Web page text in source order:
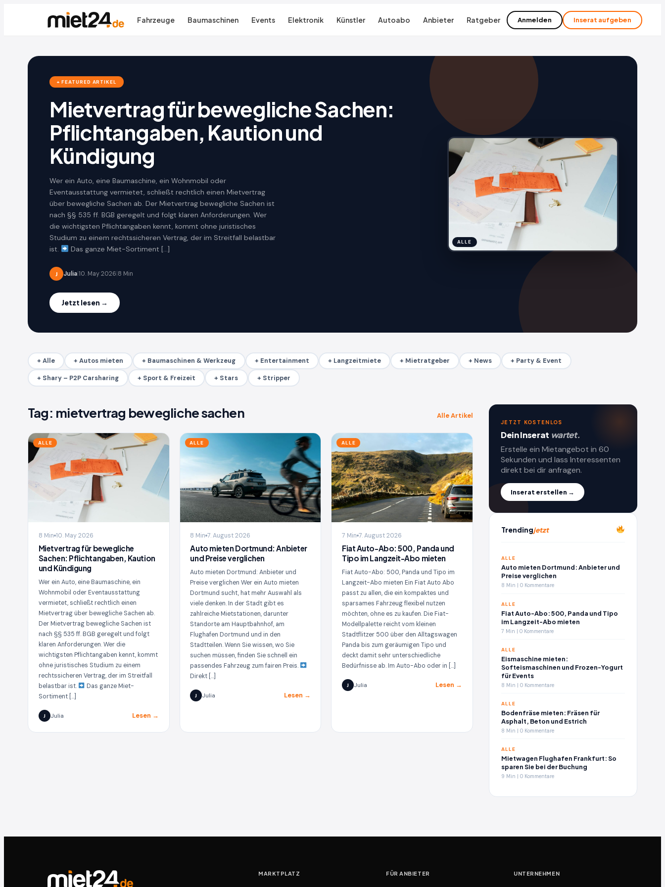
Fahrzeuge Baumaschinen Events Elektronik Künstler Autoabo Anbieter Ratgeber Anmelden Inserat aufgeben
+ FEATURED ARTIKEL
Mietvertrag für bewegliche Sachen:
Pflichtangaben, Kaution und
Kündigung
Wer ein Auto, eine Baumaschine, ein Wohnmobil oder
Eventausstattung vermietet, schließt rechtlich einen Mietvertrag
über bewegliche Sachen ab. Der Mietvertrag bewegliche Sachen ist
nach §§ 535 ff. BGB geregelt und folgt klaren Anforderungen. Wer
die wichtigsten Pflichtangaben kennt, kommt ohne juristisches
Studium zu einem rechtssicheren Vertrag, der im Streitfall belastbar
ist.
Das ganze Miet-Sortiment […]
J Julia10. May 2026 8 Min
Jetzt lesen →
ALLE
+ Alle + Autos mieten + Baumaschinen & Werkzeug + Entertainment + Langzeitmiete + Mietratgeber + News + Party & Event
+ Shary – P2P Carsharing + Sport & Freizeit + Stars + Stripper
Tag: mietvertrag bewegliche sachen Alle Artikel
ALLE
8 Min 10. May 2026
Mietvertrag für bewegliche
Sachen: Pflichtangaben, Kaution
und Kündigung
Wer ein Auto, eine Baumaschine, ein
Wohnmobil oder Eventausstattung
vermietet, schließt rechtlich einen
Mietvertrag über bewegliche Sachen ab.
Der Mietvertrag bewegliche Sachen ist
nach §§ 535 ff. BGB geregelt und folgt
klaren Anforderungen. Wer die
wichtigsten Pflichtangaben kennt, kommt
ohne juristisches Studium zu einem
rechtssicheren Vertrag, der im Streitfall
belastbar ist.
Das ganze Miet-
Sortiment […]
J Julia Lesen →
ALLE
8 Min 7. August 2026
Auto mieten Dortmund: Anbieter
und Preise verglichen
Auto mieten Dortmund: Anbieter und
Preise verglichen Wer ein Auto mieten
Dortmund sucht, hat mehr Auswahl als
viele denken. In der Stadt gibt es
zahlreiche Mietstationen, darunter
Standorte am Hauptbahnhof, am
Flughafen Dortmund und in den
Stadtteilen. Wenn Sie wissen, wo Sie
suchen müssen, finden Sie schnell ein
passendes Fahrzeug zum fairen Preis.
Direkt […]
J Julia Lesen →
ALLE
7 Min 7. August 2026
Fiat Auto-Abo: 500, Panda und
Tipo im Langzeit-Abo mieten
Fiat Auto-Abo: 500, Panda und Tipo im
Langzeit-Abo mieten Ein Fiat Auto Abo
passt zu allen, die ein kompaktes und
sparsames Fahrzeug flexibel nutzen
möchten, ohne es zu kaufen. Die Fiat-
Modellpalette reicht vom kleinen
Stadtflitzer 500 über den Alltagswagen
Panda bis zum geräumigen Tipo und
deckt damit sehr unterschiedliche
Bedürfnisse ab. Im Auto-Abo oder in […]
J Julia Lesen →
JETZT KOSTENLOS
Dein Inserat wartet.
Erstelle ein Mietangebot in 60
Sekunden und lass Interessenten
direkt bei dir anfragen.
Inserat erstellen →
Trendingjetzt
ALLE
Auto mieten Dortmund: Anbieter und
Preise verglichen
8 Min | 0 Kommentare
ALLE
Fiat Auto-Abo: 500, Panda und Tipo
im Langzeit-Abo mieten
7 Min | 0 Kommentare
ALLE
Eismaschine mieten:
Softeismaschinen und Frozen-Yogurt
für Events
8 Min | 0 Kommentare
ALLE
Bodenfräse mieten: Fräsen für
Asphalt, Beton und Estrich
8 Min | 0 Kommentare
ALLE
Mietwagen Flughafen Frankfurt: So
sparen Sie bei der Buchung
9 Min | 0 Kommentare
MARKTPLATZ FÜR ANBIETER UNTERNEHMEN